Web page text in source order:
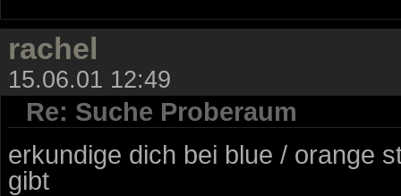
rachel
15.06.01 12:49
Re: Suche Proberaum
erkundige dich bei blue / orange
gibt